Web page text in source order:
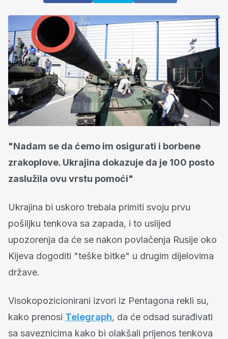
"Nadam se da ćemo im osigurati i borbene
zrakoplove. Ukrajina dokazuje da je 100 posto
zaslužila ovu vrstu pomoći"
Ukrajina bi uskoro trebala primiti svoju prvu
pošiljku tenkova sa zapada, i to uslijed
upozorenja da će se nakon povlačenja Rusije oko
Kijeva dogoditi "teške bitke" u drugim dijelovima
države.
Visokopozicionirani izvori iz Pentagona rekli su,
kako prenosi Telegraph, da će odsad surađivati ​​
sa saveznicima kako bi olakšali prijenos tenkova